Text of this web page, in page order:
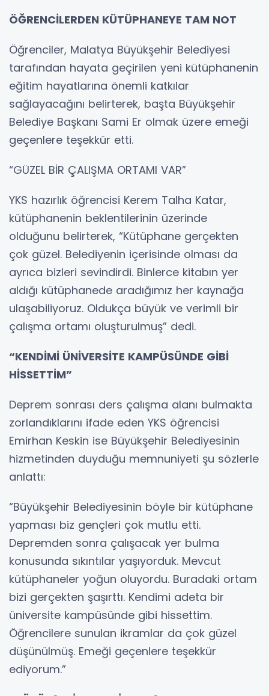
ÖĞRENCİLERDEN KÜTÜPHANEYE TAM NOT
Öğrenciler, Malatya Büyükşehir Belediyesi
tarafından hayata geçirilen yeni kütüphanenin
eğitim hayatlarına önemli katkılar
sağlayacağını belirterek, başta Büyükşehir
Belediye Başkanı Sami Er olmak üzere emeği
geçenlere teşekkür etti.
“GÜZEL BİR ÇALIŞMA ORTAMI VAR”
YKS hazırlık öğrencisi Kerem Talha Katar,
kütüphanenin beklentilerinin üzerinde
olduğunu belirterek, “Kütüphane gerçekten
çok güzel. Belediyenin içerisinde olması da
ayrıca bizleri sevindirdi. Binlerce kitabın yer
aldığı kütüphanede aradığımız her kaynağa
ulaşabiliyoruz. Oldukça büyük ve verimli bir
çalışma ortamı oluşturulmuş” dedi.
“KENDİMİ ÜNİVERSİTE KAMPÜSÜNDE GİBİ
HİSSETTİM”
Deprem sonrası ders çalışma alanı bulmakta
zorlandıklarını ifade eden YKS öğrencisi
Emirhan Keskin ise Büyükşehir Belediyesinin
hizmetinden duyduğu memnuniyeti şu sözlerle
anlattı:
“Büyükşehir Belediyesinin böyle bir kütüphane
yapması biz gençleri çok mutlu etti.
Depremden sonra çalışacak yer bulma
konusunda sıkıntılar yaşıyorduk. Mevcut
kütüphaneler yoğun oluyordu. Buradaki ortam
bizi gerçekten şaşırttı. Kendimi adeta bir
üniversite kampüsünde gibi hissettim.
Öğrencilere sunulan ikramlar da çok güzel
düşünülmüş. Emeği geçenlere teşekkür
ediyorum.”